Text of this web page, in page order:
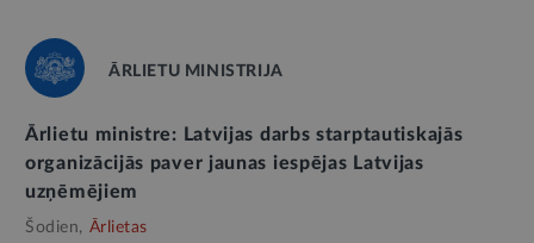
ĀRLIETU MINISTRIJA
Ārlietu ministre: Latvijas darbs starptautiskajās
organizācijās paver jaunas iespējas Latvijas
uzņēmējiem
Šodien, Ārlietas